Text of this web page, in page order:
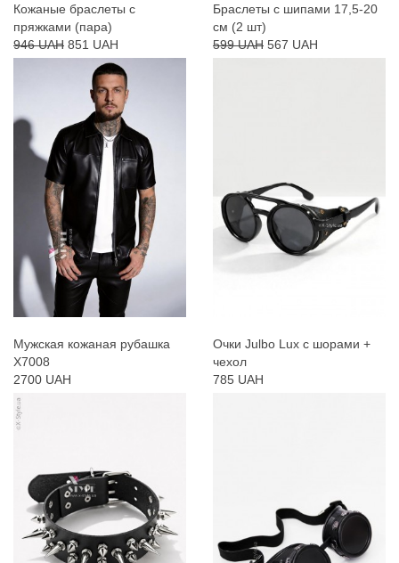
Кожаные браслеты с
пряжками (пара)
946 UAH 851 UAH
Браслеты с шипами 17,5-20
см (2 шт)
599 UAH 567 UAH
Мужская кожаная рубашка
X7008
2700 UAH
Очки Julbo Lux с шорами +
чехол
785 UAH